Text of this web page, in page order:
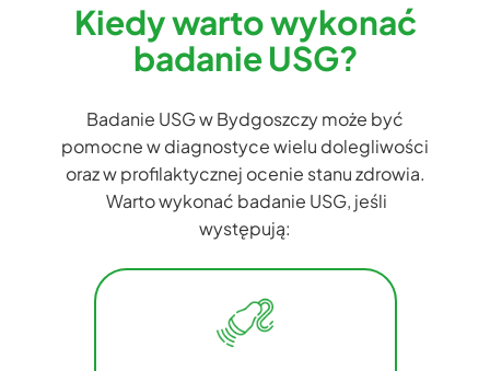
Kiedy warto wykonać
badanie USG?
Badanie USG w Bydgoszczy może być
pomocne w diagnostyce wielu dolegliwości
oraz w profilaktycznej ocenie stanu zdrowia.
Warto wykonać badanie USG, jeśli
występują: